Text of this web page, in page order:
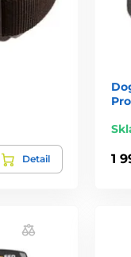
Detail 1